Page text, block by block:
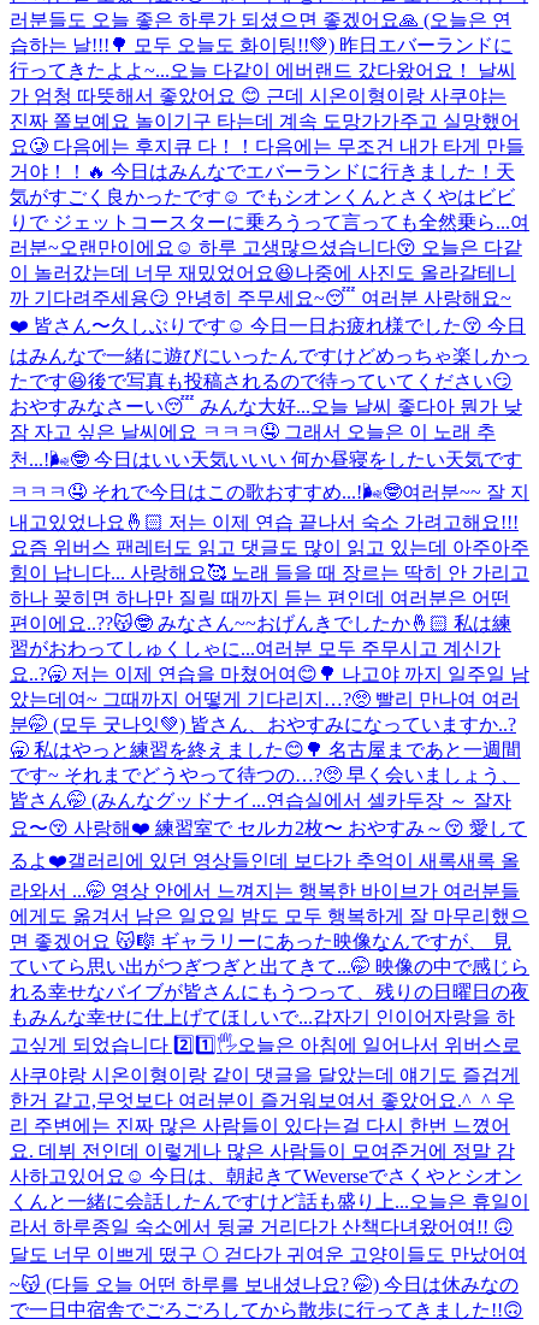
러분들도 오늘 좋은 하루가 되셨으면 좋겠어요🙏 (오늘은 연
습하는 날!!!🌳 모두 오늘도 화이팅!!💚) 昨日エバーランドに
行ってきたよよ~...오늘 다같이 에버랜드 갔다왔어요！ 날씨
가 엄청 따뜻해서 좋았어요 😊 근데 시온이형이랑 사쿠야는
진짜 쫄보예요 놀이기구 타는데 계속 도망가가주고 실망했어
요🥲 다음에는 후지큐 다！！다음에는 무조건 내가 타게 만들
거야！！🔥 今日はみんなでエバーランドに行きました！天
気がすごく良かったです☺️ でもシオンくんとさくやはビビ
りで ジェットコースターに乗ろうって言っても全然乗ら...여
러분~오랜만이에요☺️ 하루 고생많으셨습니다😚 오늘은 다같
이 놀러갔는데 너무 재밌었어요😆나중에 사진도 올라갈테니
까 기다려주세용😏 안녕히 주무세요~😴 여러분 사랑해요~
❤️ 皆さん〜久しぶりです☺️ 今日一日お疲れ様でした😚 今日
はみんなで一緒に遊びにいったんですけどめっちゃ楽しかっ
たです😆後で写真も投稿されるので待っていてください😏
おやすみなさーい😴 みんな大好...오늘 날씨 좋다아 뭔가 낮
잠 자고 싶은 날씨에요 ㅋㅋㅋ🤤 그래서 오늘은 이 노래 추
천...!🌬️🤓 今日はいい天気いいい 何か昼寝をしたい天気です
ㅋㅋㅋ🤤 それで今日はこの歌おすすめ...!🌬🤓여러분~~ 잘 지
내고있었나요🤞🏻 저는 이제 연습 끝나서 숙소 가려고해요!!!
요즘 위버스 팬레터도 읽고 댓글도 많이 읽고 있는데 아주아주
힘이 납니다... 사랑해요🥰 노래 들을 때 장르는 딱히 안 가리고
하나 꽂히면 하나만 질릴 때까지 듣는 편인데 여러분은 어떤
편이에요..??😽🤓 みなさん~~おげんきでしたか🤞🏻 私は練
習がおわってしゅくしゃに...여러분 모두 주무시고 계신가
요..?🥱 저는 이제 연습을 마쳤어여😊🌳 나고야 까지 일주일 남
았는데여~ 그때까지 어떻게 기다리지…?🥺 빨리 만나여 여러
분🤭 (모두 굿나잇💚) 皆さん、おやすみになっていますか..?
🥱 私はやっと練習を終えました😊🌳 名古屋まであと一週間
です~ それまでどうやって待つの…?🥺 早く会いましょう、
皆さん🤭 (みんなグッドナイ...연습실에서 셀카두장 ～ 잘자
요〜😚 사랑해❤️ 練習室で セルカ2枚〜 おやすみ～😚 愛して
るよ❤️갤러리에 있던 영상들인데 보다가 추억이 새록새록 올
라와서 ...🤭 영상 안에서 느껴지는 행복한 바이브가 여러분들
에게도 옮겨서 남은 일요일 밤도 모두 행복하게 잘 마무리했으
면 좋겠어요 😽🎼 ギャラリーにあった映像なんですが、 見
ていてら思い出がつぎつぎと出てきて...🤭 映像の中で感じら
れる幸せなバイブが皆さんにもうつって、残りの日曜日の夜
もみんな幸せに仕上げてほしいで...갑자기 인이어자랑을 하
고싶게 되었습니다 2️⃣1️⃣🖐️오늘은 아침에 일어나서 위버스로
사쿠야랑 시온이형이랑 같이 댓글을 달았는데 얘기도 즐겁게
한거 같고,무엇보다 여러분이 즐거워보여서 좋았어요.^_^ 우
리 주변에는 진짜 많은 사람들이 있다는걸 다시 한번 느꼈어
요. 데뷔 전인데 이렇게나 많은 사람들이 모여준거에 정말 감
사하고있어요☺️ 今日は、朝起きてWeverseでさくやとシオン
くんと一緒に会話したんですけど話も盛り上...오늘은 휴일이
라서 하루종일 숙소에서 뒹굴 거리다가 산책다녀왔어여!! 🙃
달도 너무 이쁘게 떴구 🌕 걷다가 귀여운 고양이들도 만났어여
~😽 (다들 오늘 어떤 하루를 보내셨나요? 🤭) 今日は休みなの
で一日中宿舎でごろごろしてから散歩に行ってきました!!🙃